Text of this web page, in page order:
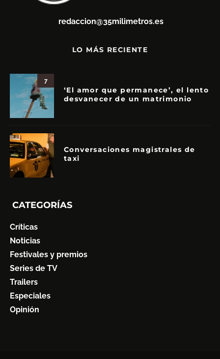
redaccion@35milimetros.es
LO MÁS RECIENTE
7
‘El amor que permanece’, el lento
desvanecer de un matrimonio
Conversaciones magistrales de
taxi
CATEGORÍAS
Críticas
Noticias
Festivales y premios
Series de TV
Trailers
Especiales
Opinión